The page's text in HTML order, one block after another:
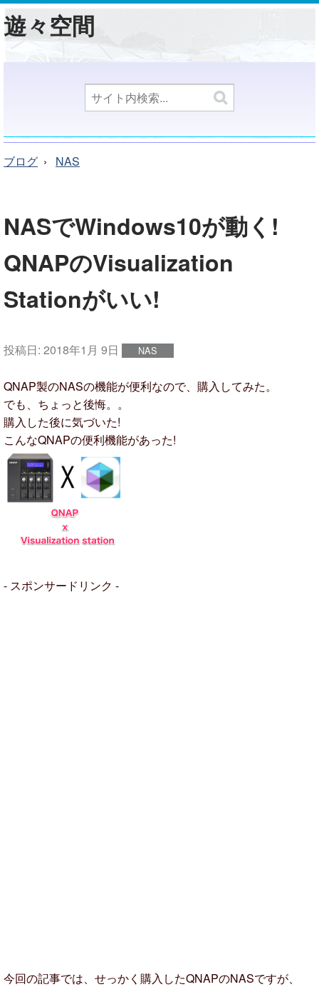
遊々空間
ブログ NAS
NASでWindows10が動く!
QNAPのVisualization
Stationがいい!
投稿日: 2018年1月 9日 NAS
QNAP製のNASの機能が便利なので、購入してみた。
でも、ちょっと後悔。。
購入した後に気づいた!
こんなQNAPの便利機能があった!
- スポンサードリンク -
今回の記事では、せっかく購入したQNAPのNASですが、